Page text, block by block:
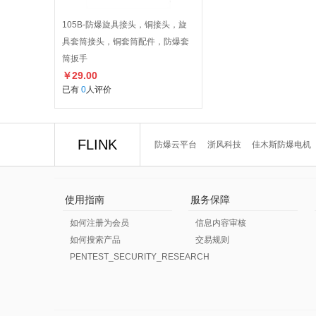
105B-防爆旋具接头，铜接头，旋
具套筒接头，铜套筒配件，防爆套
筒扳手
￥29.00
已有 0人评价
FLINK 防爆云平台 浙风科技 佳木斯防爆电机
使用指南
如何注册为会员
如何搜索产品
PENTEST_SECURITY_RESEARCH
服务保障
信息内容审核
交易规则